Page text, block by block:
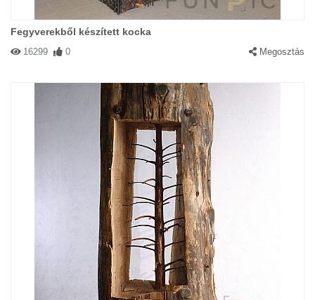
Fegyverekből készített kocka
16299 0 Megosztás